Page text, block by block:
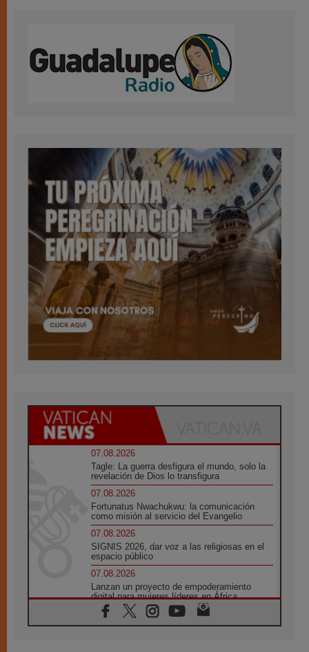
07.08.2026
Tagle: La guerra desfigura el mundo, solo la
revelación de Dios lo transfigura
07.08.2026
Fortunatus Nwachukwu: la comunicación
como misión al servicio del Evangelio
07.08.2026
SIGNIS 2026, dar voz a las religiosas en el
espacio público
07.08.2026
Lanzan un proyecto de empoderamiento
digital para mujeres líderes en África
07.08.2026
Programa oficial del Viaje Apostólico del